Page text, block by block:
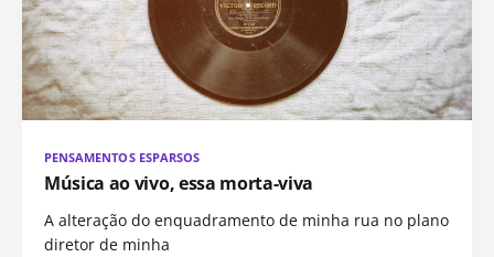
PENSAMENTOS ESPARSOS
Música ao vivo, essa morta-viva
A alteração do enquadramento de minha rua no plano
diretor de minha